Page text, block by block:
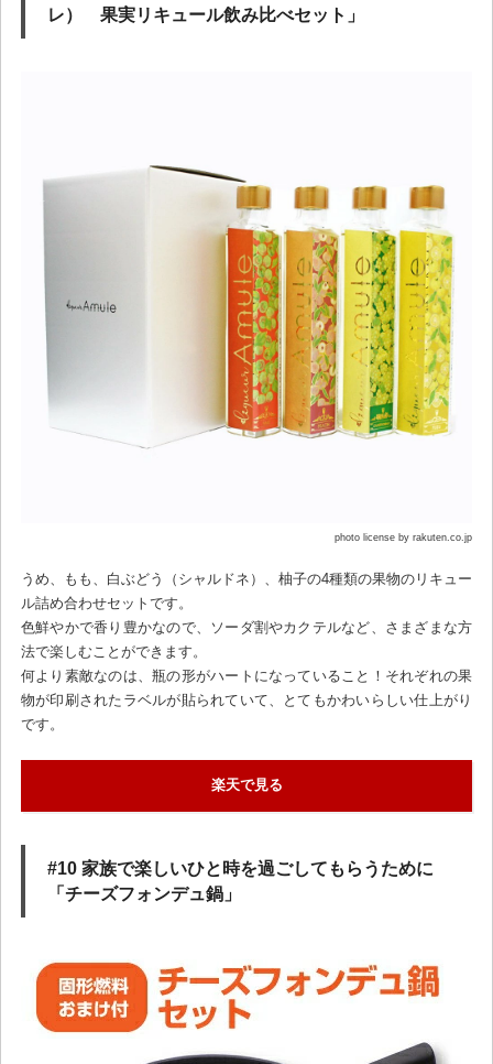
レ） 果実リキュール飲み比べセット」
photo license by rakuten.co.jp
うめ、もも、白ぶどう（シャルドネ）、柚子の4種類の果物のリキュー
ル詰め合わせセットです。
色鮮やかで香り豊かなので、ソーダ割やカクテルなど、さまざまな方
法で楽しむことができます。
何より素敵なのは、瓶の形がハートになっていること！それぞれの果
物が印刷されたラベルが貼られていて、とてもかわいらしい仕上がり
です。
楽天で見る
#10 家族で楽しいひと時を過ごしてもらうために
「チーズフォンデュ鍋」